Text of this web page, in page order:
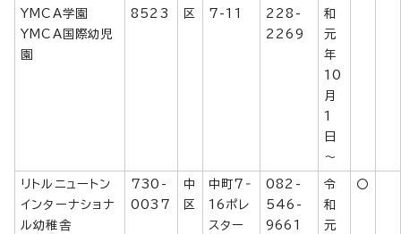
YMCA学園
YMCA国際幼児
園
8523
区
7-11
228-
2269
和
元
年
10
月
1
日
～
リトルニュートン
インターナショナ
ル幼稚舎
730-
0037
中
区
中町7‐
16ポレ
スター
082-
546-
9661
令
和
元
〇